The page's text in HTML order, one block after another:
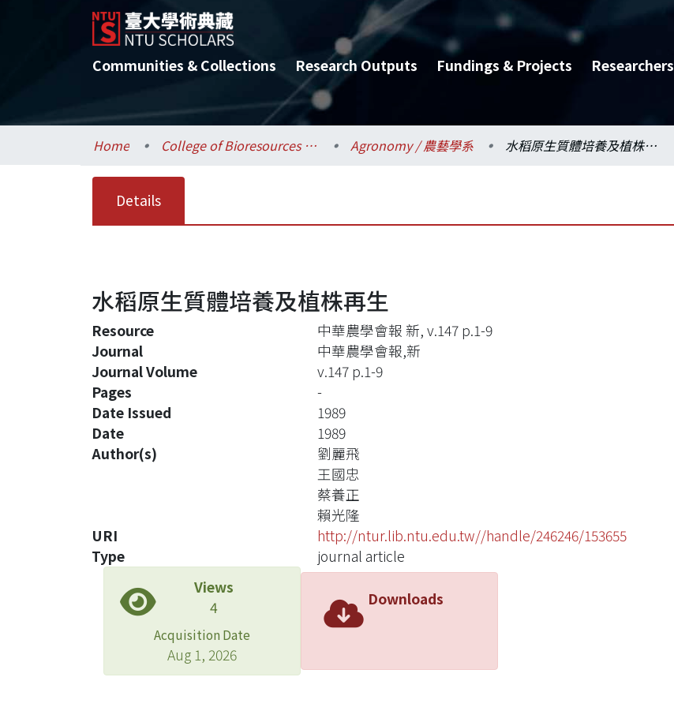
Communities & Collections Research Outputs Fundings & Projects Researchers
Home College of Bioresources and Agriculture / 生物資源暨農學院 Agronomy / 農藝學系 水稻原生質體培養及植株再生
Details
水稻原生質體培養及植株再生
Resource
中華農學會報 新, v.147 p.1-9
Journal
中華農學會報,新
Journal Volume
v.147 p.1-9
Pages
-
Date Issued
1989
Date
1989
Author(s)
劉麗飛
王國忠
蔡養正
賴光隆
URI
http://ntur.lib.ntu.edu.tw//handle/246246/153655
Type
journal article
Views
4
Acquisition Date
Aug 1, 2026
Downloads